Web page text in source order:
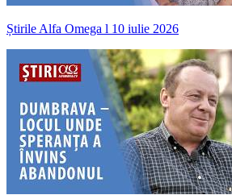
Știrile Alfa Omega l 10 iulie 2026